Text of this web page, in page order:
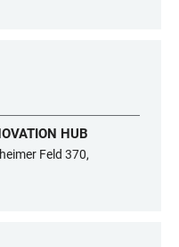
HUB
Feld 370,